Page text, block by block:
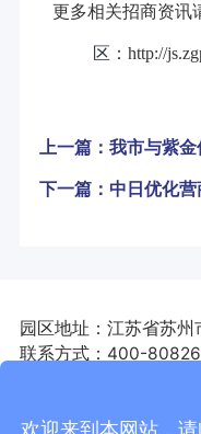
更多相关招商资讯
区 ：http://
上一篇：我市与紫
下一篇：中日优化
园区地址：江苏省苏州
联系方式：400-
欢迎来到本网站，